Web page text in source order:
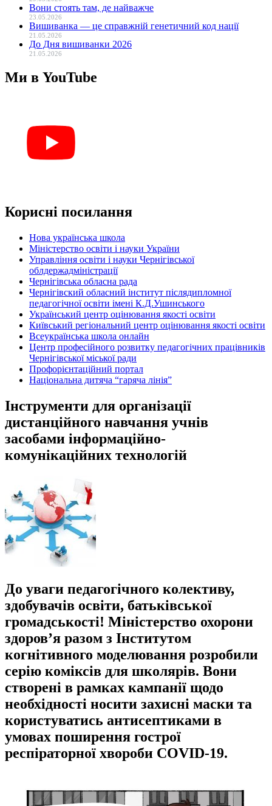
Вони стоять там, де найважче
23.05.2026
Вишиванка — це справжній генетичний код нації
21.05.2026
До Дня вишиванки 2026
21.05.2026
Ми в YouTube
Корисні посилання
Нова українська школа
Міністерство освіти і науки України
Управління освіти і науки Чернігівської
облдержадміністрації
Чернігівська обласна рада
Чернігівский обласний інститут післядипломної
педагогічної освіти імені К.Д.Ушинського
Український центр оцінювання якості освіти
Київський регіональний центр оцінювання якості освіти
Всеукраїнська школа онлайн
Центр професійного розвитку педагогічних працівників
Чернігівської міської ради
Профорієнтаційний портал
Національна дитяча “гаряча лінія”
Інструменти для організації
дистанційного навчання учнів
засобами інформаційно-
комунікаційних технологій
До уваги педагогічного колективу,
здобувачів освіти, батьківської
громадськості! Міністерство охорони
здоров’я разом з Інститутом
когнітивного моделювання розробили
серію коміксів для школярів. Вони
створені в рамках кампанії щодо
необхідності носити захисні маски та
користуватись антисептиками в
умовах поширення гострої
респіраторної хвороби COVID-19.